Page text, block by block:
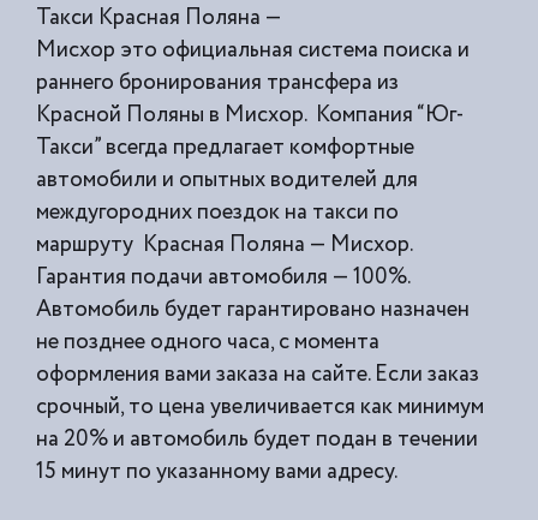
Такси Красная Поляна —
Мисхор это официальная система поиска и
раннего бронирования трансфера из
Красной Поляны в Мисхор. Компания “Юг-
Такси” всегда предлагает комфортные
автомобили и опытных водителей для
междугородних поездок на такси по
маршруту Красная Поляна — Мисхор.
Гарантия подачи автомобиля — 100%.
Автомобиль будет гарантировано назначен
не позднее одного часа, с момента
оформления вами заказа на сайте. Если заказ
срочный, то цена увеличивается как минимум
на 20% и автомобиль будет подан в течении
15 минут по указанному вами адресу.